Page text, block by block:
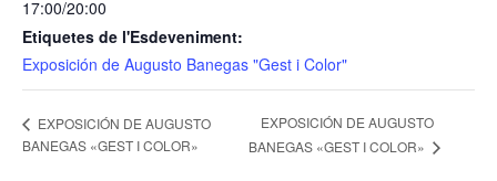
17:00/20:00
Etiquetes de l'Esdeveniment:
Exposición de Augusto Banegas "Gest i Color"
EXPOSICIÓN DE AUGUSTO
BANEGAS «GEST I COLOR»
EXPOSICIÓN DE AUGUSTO
BANEGAS «GEST I COLOR»